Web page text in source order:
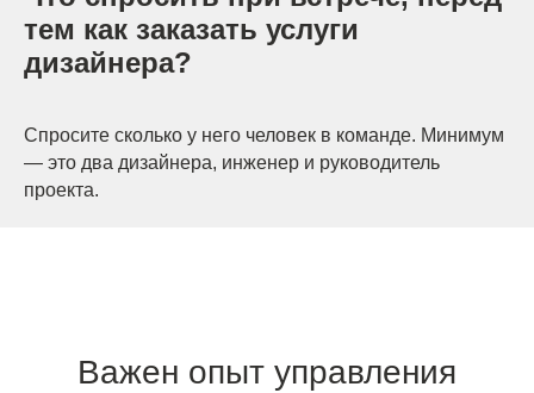
тем как заказать услуги
дизайнера?
Спросите сколько у него человек в команде. Минимум
— это два дизайнера, инженер и руководитель
проекта.
Важен опыт управления